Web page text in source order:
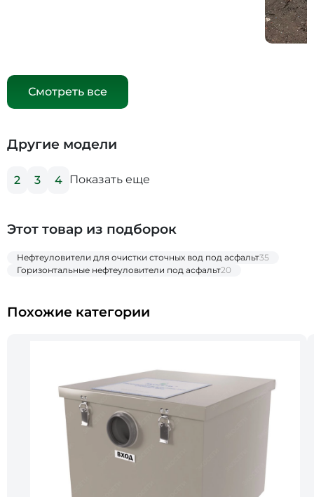
Смотреть все
Другие модели
2 3 4 Показать еще
Этот товар из подборок
Нефтеуловители для очистки сточных вод под асфальт35
Горизонтальные нефтеуловители под асфальт20
Похожие категории